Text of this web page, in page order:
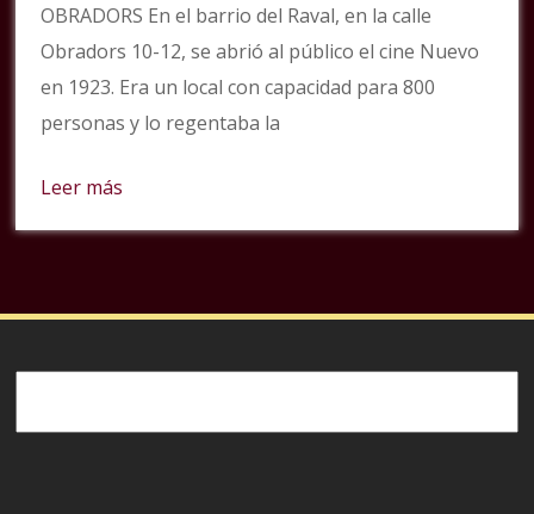
OBRADORS En el barrio del Raval, en la calle
Obradors 10-12, se abrió al público el cine Nuevo
en 1923. Era un local con capacidad para 800
personas y lo regentaba la
Leer más